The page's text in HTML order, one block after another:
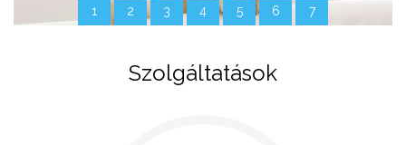
1 2 3 4 5 6 7
Szolgáltatások